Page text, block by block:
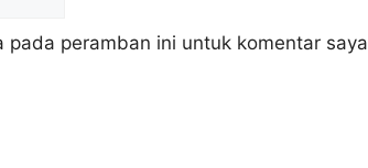
peramban ini untuk komentar saya